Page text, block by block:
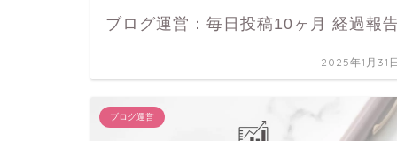
ブログ運営：毎日投稿10ヶ月 経過報
2025年1月31
ブログ運営